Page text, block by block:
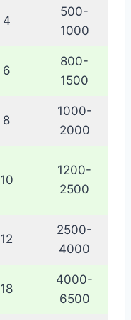
4
500-
1000
6
800-
1500
8
1000-
2000
10
1200-
2500
12
2500-
4000
18
4000-
6500